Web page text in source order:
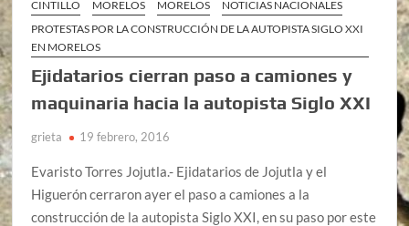
CINTILLO MORELOS MORELOS
NOTICIAS NACIONALES
PROTESTAS POR LA CONSTRUCCIÓN DE LA AUTOPISTA SIGLO XXI
EN MORELOS
Ejidatarios cierran paso a camiones y
maquinaria hacia la autopista Siglo XXI
grieta 19 febrero, 2016
Evaristo Torres Jojutla.- Ejidatarios de Jojutla y el
Higuerón cerraron ayer el paso a camiones a la
construcción de la autopista Siglo XXI, en su paso por este